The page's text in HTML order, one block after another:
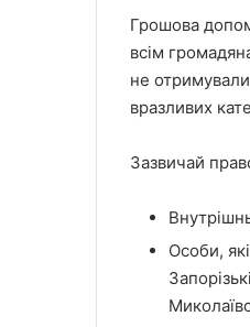
Грошова
всім
не
вразливих
Зазвичай
Особи,